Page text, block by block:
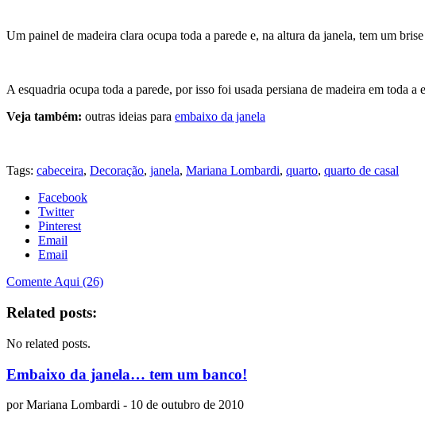
Um painel de madeira clara ocupa toda a parede e, na altura da janela, tem um
A esquadria ocupa toda a parede, por isso foi usada persiana de madeira em toda
Veja também: outras ideias para embaixo da janela
Tags: cabeceira, Decoração, janela, Mariana Lombardi, quarto, quarto de casal
Facebook
Twitter
Pinterest
Email
Email
Comente Aqui (26)
Related posts:
No related posts.
Embaixo da janela… tem um banco!
porMariana Lombardi - 10 de outubro de 2010